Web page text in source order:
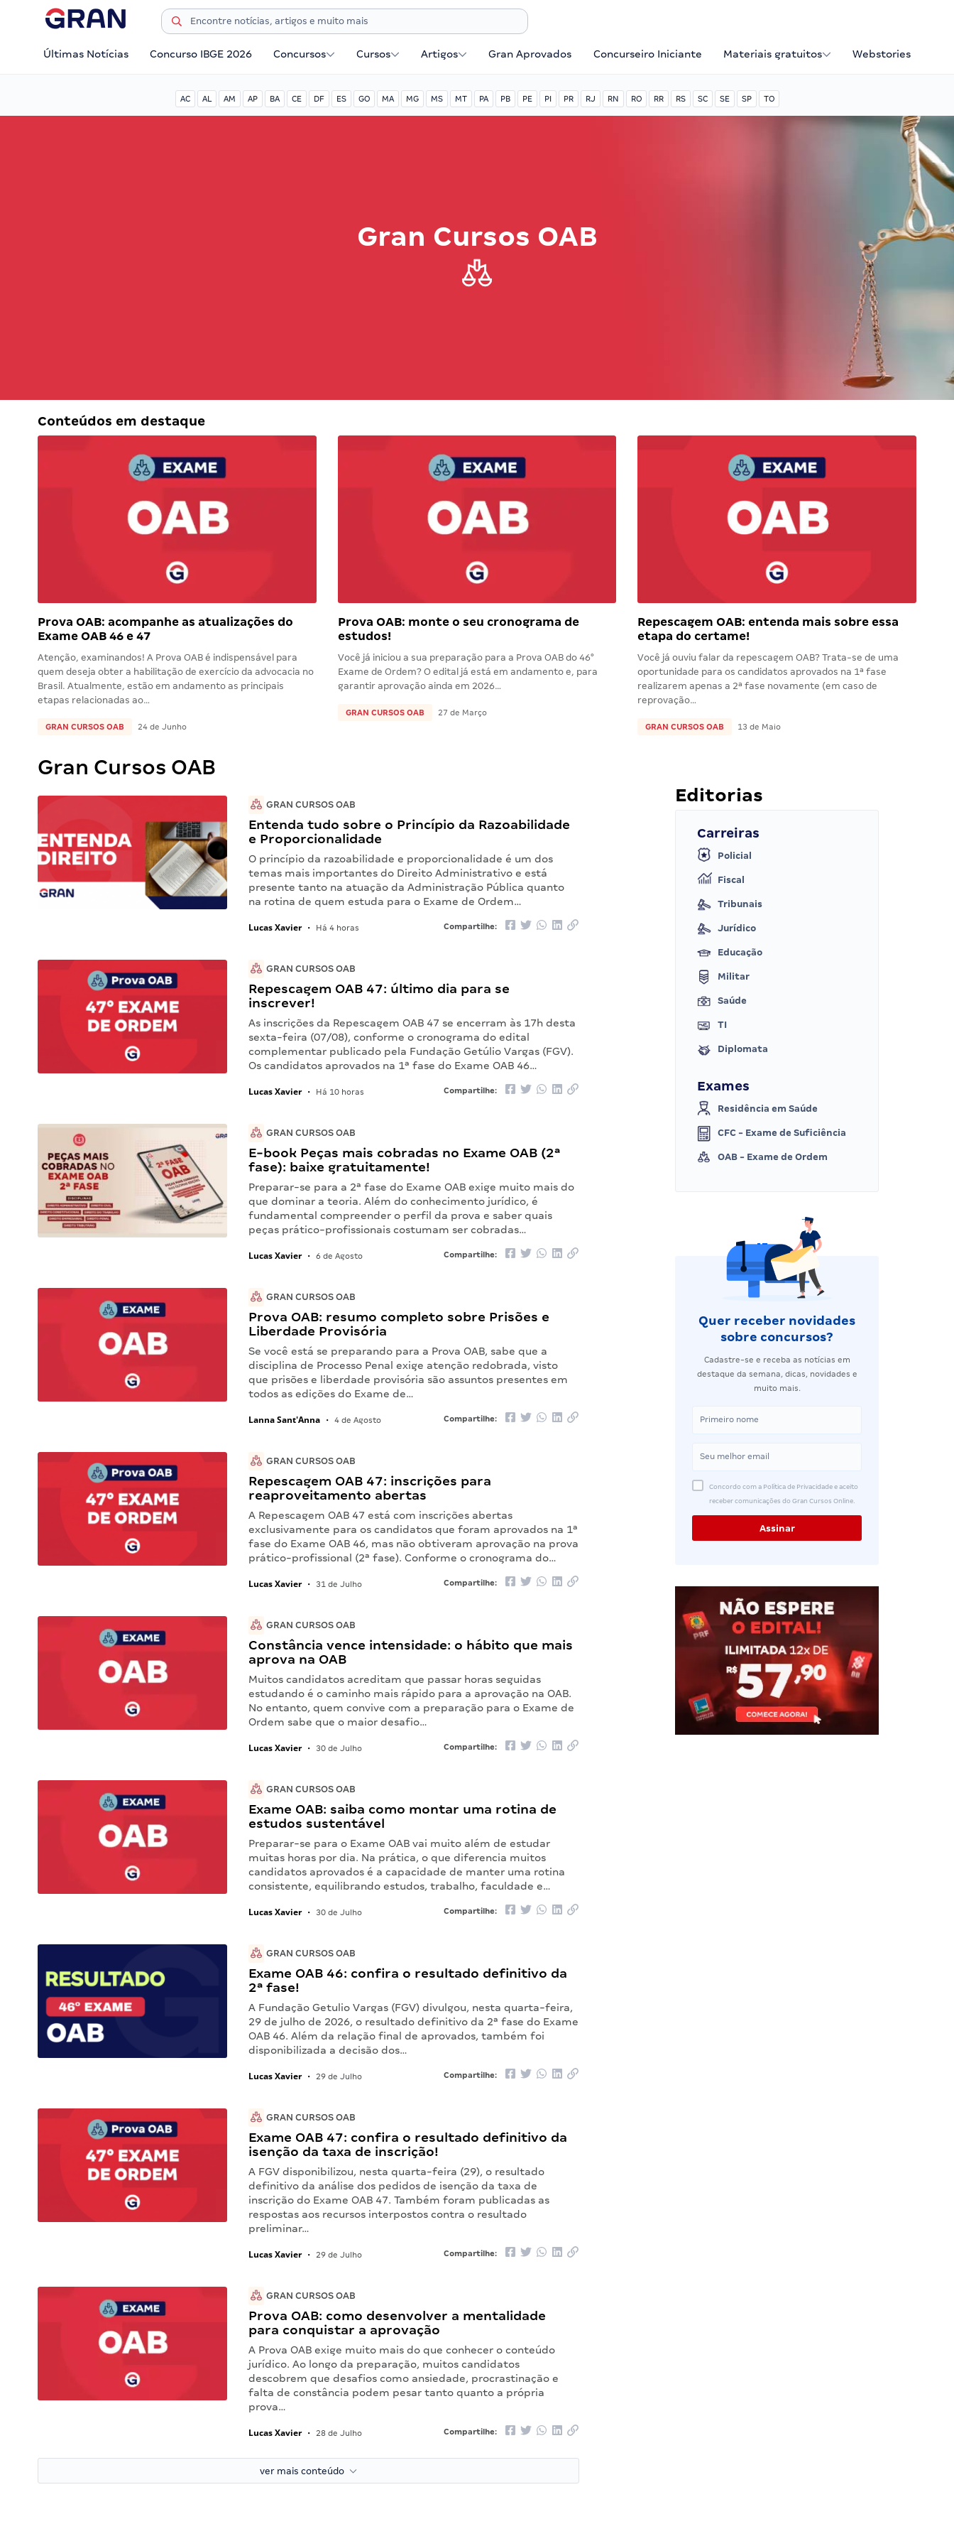
Últimas Notícias Concurso IBGE 2026 Concursos Cursos Artigos Gran Aprovados Concurseiro Iniciante Materiais gratuitos Webstories
AC AL AM AP BA CE DF ES GO MA MG MS MT PA PB PE PI PR RJ RN RO RR RS SC SE SP TO
Gran Cursos OAB
Conteúdos em destaque
Prova OAB: acompanhe as atualizações do
Exame OAB 46 e 47
Atenção, examinandos! A Prova OAB é indispensável para
quem deseja obter a habilitação de exercício da advocacia no
Brasil. Atualmente, estão em andamento as principais
etapas relacionadas ao…
GRAN CURSOS OAB 24 de Junho
Prova OAB: monte o seu cronograma de
estudos!
Você já iniciou a sua preparação para a Prova OAB do 46°
Exame de Ordem? O edital já está em andamento e, para
garantir aprovação ainda em 2026…
GRAN CURSOS OAB 27 de Março
Repescagem OAB: entenda mais sobre essa
etapa do certame!
Você já ouviu falar da repescagem OAB? Trata-se de uma
oportunidade para os candidatos aprovados na 1ª fase
realizarem apenas a 2ª fase novamente (em caso de
reprovação…
GRAN CURSOS OAB 13 de Maio
Gran Cursos OAB
GRAN CURSOS OAB
Entenda tudo sobre o Princípio da Razoabilidade
e Proporcionalidade
O princípio da razoabilidade e proporcionalidade é um dos
temas mais importantes do Direito Administrativo e está
presente tanto na atuação da Administração Pública quanto
na rotina de quem estuda para o Exame de Ordem…
Lucas Xavier • Há 4 horas Compartilhe:
GRAN CURSOS OAB
Repescagem OAB 47: último dia para se
inscrever!
As inscrições da Repescagem OAB 47 se encerram às 17h desta
sexta-feira (07/08), conforme o cronograma do edital
complementar publicado pela Fundação Getúlio Vargas (FGV).
Os candidatos aprovados na 1ª fase do Exame OAB 46…
Lucas Xavier • Há 10 horas Compartilhe:
GRAN CURSOS OAB
E-book Peças mais cobradas no Exame OAB (2ª
fase): baixe gratuitamente!
Preparar-se para a 2ª fase do Exame OAB exige muito mais do
que dominar a teoria. Além do conhecimento jurídico, é
fundamental compreender o perfil da prova e saber quais
peças prático-profissionais costumam ser cobradas…
Lucas Xavier • 6 de Agosto Compartilhe:
GRAN CURSOS OAB
Prova OAB: resumo completo sobre Prisões e
Liberdade Provisória
Se você está se preparando para a Prova OAB, sabe que a
disciplina de Processo Penal exige atenção redobrada, visto
que prisões e liberdade provisória são assuntos presentes em
todos as edições do Exame de…
Lanna Sant'Anna • 4 de Agosto Compartilhe:
GRAN CURSOS OAB
Repescagem OAB 47: inscrições para
reaproveitamento abertas
A Repescagem OAB 47 está com inscrições abertas
exclusivamente para os candidatos que foram aprovados na 1ª
fase do Exame OAB 46, mas não obtiveram aprovação na prova
prático-profissional (2ª fase). Conforme o cronograma do…
Lucas Xavier • 31 de Julho Compartilhe:
GRAN CURSOS OAB
Constância vence intensidade: o hábito que mais
aprova na OAB
Muitos candidatos acreditam que passar horas seguidas
estudando é o caminho mais rápido para a aprovação na OAB.
No entanto, quem convive com a preparação para o Exame de
Ordem sabe que o maior desafio…
Lucas Xavier • 30 de Julho Compartilhe:
GRAN CURSOS OAB
Exame OAB: saiba como montar uma rotina de
estudos sustentável
Preparar-se para o Exame OAB vai muito além de estudar
muitas horas por dia. Na prática, o que diferencia muitos
candidatos aprovados é a capacidade de manter uma rotina
consistente, equilibrando estudos, trabalho, faculdade e…
Lucas Xavier • 30 de Julho Compartilhe:
GRAN CURSOS OAB
Exame OAB 46: confira o resultado definitivo da
2ª fase!
A Fundação Getulio Vargas (FGV) divulgou, nesta quarta-feira,
29 de julho de 2026, o resultado definitivo da 2ª fase do Exame
OAB 46. Além da relação final de aprovados, também foi
disponibilizada a decisão dos…
Lucas Xavier • 29 de Julho Compartilhe:
GRAN CURSOS OAB
Exame OAB 47: confira o resultado definitivo da
isenção da taxa de inscrição!
A FGV disponibilizou, nesta quarta-feira (29), o resultado
definitivo da análise dos pedidos de isenção da taxa de
inscrição do Exame OAB 47. Também foram publicadas as
respostas aos recursos interpostos contra o resultado
preliminar…
Lucas Xavier • 29 de Julho Compartilhe:
GRAN CURSOS OAB
Prova OAB: como desenvolver a mentalidade
para conquistar a aprovação
A Prova OAB exige muito mais do que conhecer o conteúdo
jurídico. Ao longo da preparação, muitos candidatos
descobrem que desafios como ansiedade, procrastinação e
falta de constância podem pesar tanto quanto a própria
prova…
Lucas Xavier • 28 de Julho Compartilhe:
ver mais conteúdo
Editorias
Carreiras
Policial
Fiscal
Tribunais
Jurídico
Educação
Militar
Saúde
TI
Diplomata
Exames
Residência em Saúde
CFC - Exame de Suficiência
OAB - Exame de Ordem
Quer receber novidades
sobre concursos?
Cadastre-se e receba as notícias em
destaque da semana, dicas, novidades e
muito mais.
Concordo com a Política de Privacidade e aceito
receber comunicações do Gran Cursos Online.